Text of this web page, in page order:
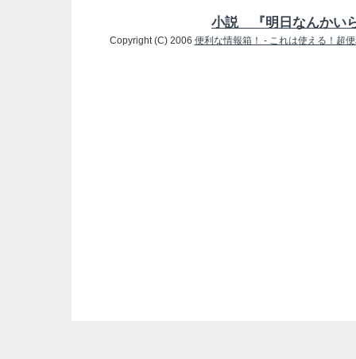
小説 『明日なんかい
Copyright (C) 2006 便利な情報箱！ - これは使える！超